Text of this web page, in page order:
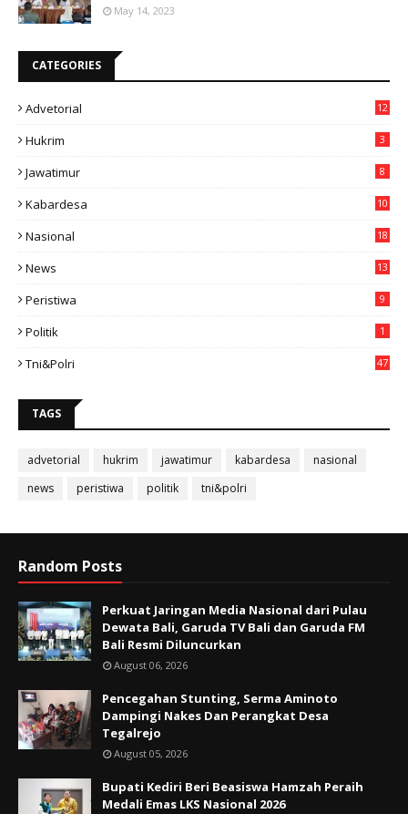
May 14, 2023
CATEGORIES
Advetorial 12
Hukrim 3
Jawatimur 8
Kabardesa
10
Nasional
18
News
13
Peristiwa 9
Politik 1
Tni&polri 47
TAGS
advetorial hukrim jawatimur kabardesa
nasional
news
peristiwa politik tni&polri
Random Posts
Perkuat Jaringan Media Nasional dari Pulau
Dewata Bali, Garuda TV Bali dan Garuda FM
Bali Resmi Diluncurkan
August 06, 2026
Pencegahan Stunting, Serma Aminoto
Dampingi Nakes Dan Perangkat Desa
Tegalrejo
August 05, 2026
Bupati Kediri Beri Beasiswa Hamzah Peraih
Medali Emas LKS Nasional 2026